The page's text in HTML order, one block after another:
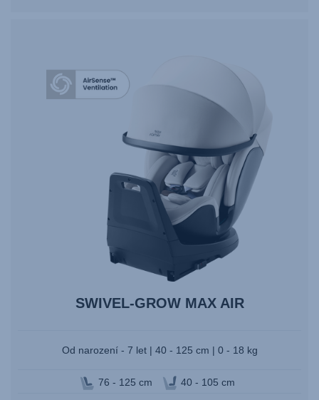
SWIVEL-GROW MAX AIR
Od narození - 7 let | 40 - 125 cm | 0 - 18 kg
76 - 125 cm 40 - 105 cm